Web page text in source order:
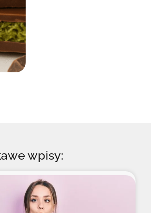
wpisy: